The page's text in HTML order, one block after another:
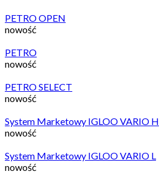
PETRO OPEN
nowość
PETRO
nowość
PETRO SELECT
nowość
System Marketowy IGLOO VARIO H
nowość
System Marketowy IGLOO VARIO L
nowość